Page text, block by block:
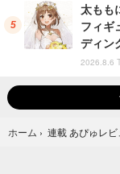
太もも
フィギ
ディン
2026.8.6
ホーム › 連載 あぴゅレ